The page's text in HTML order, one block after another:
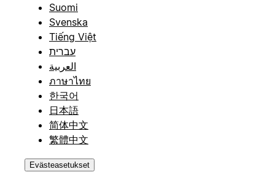
Suomi
Svenska
Tiếng Việt
עברית
العربية
ภาษาไทย
한국어
日本語
简体中文
繁體中文
Evästeasetukset